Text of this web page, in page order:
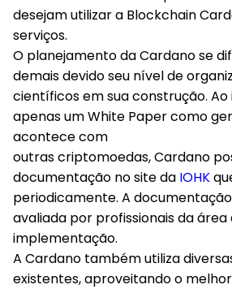
desejam utilizar a Blockchain
serviços.
O planejamento da Cardano se
demais devido seu nível de
científicos em sua construção. Ao
apenas um White Paper como
acontece com
outras criptomoedas, Cardano
documentação no site da IOHK
periodicamente. A
avaliada por profissionais da
implementação.
A Cardano também utiliza
existentes, aproveitando o